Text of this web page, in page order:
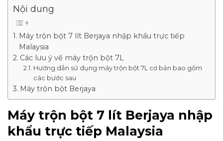
Nội dung
Máy trộn bột 7 lít Berjaya nhập khẩu trực tiếp
Malaysia
Các lưu ý về máy trộn bột 7L
Hướng dẫn sử dụng máy trộn bột 7L cơ bản bao gồm
các bước sau
Máy trộn bột Berjaya
Máy trộn bột 7 lít Berjaya nhập
khẩu trực tiếp Malaysia